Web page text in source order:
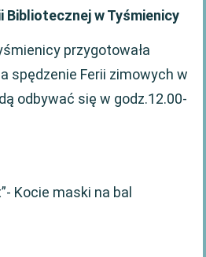
Bibliotecznej w Tyśmienicy
przygotowała
spędzenie Ferii zimowych w
odbywać się w godz.12.00-
Kocie maski na bal